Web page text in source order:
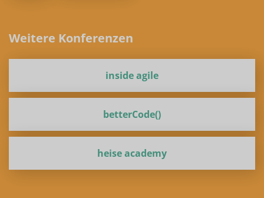
Weitere Konferenzen
inside agile
betterCode()
heise academy